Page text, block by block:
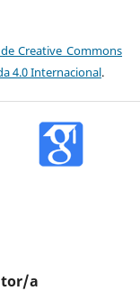
Creative Commons
4.0 Internacional.
a